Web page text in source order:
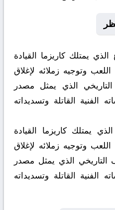
الذي يمتلك كاريزما القيادة
وتوجيه زملائه لإغلاق
الذي يمثل مصدر
الفنية القاتلة وتسديداته
يمتلك كاريزما القيادة
وتوجيه زملائه لإغلاق
الذي يمثل مصدر
الفنية القاتلة وتسديداته